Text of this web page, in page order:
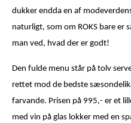
dukker endda en af
naturligt, som om ROKS bare er
man ved, hvad der er godt!
Den fulde menu står på tolv
rettet mod de bedste
farvande. Prisen på 995,- er et
med vin på glas lokker med en